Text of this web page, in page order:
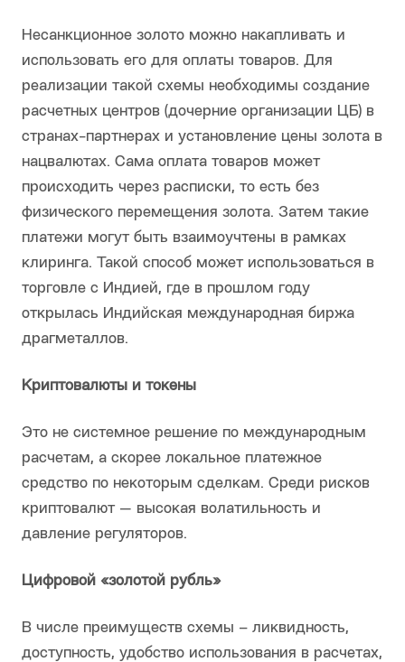
Несанкционное золото можно накапливать и
использовать его для оплаты товаров. Для
реализации такой схемы необходимы создание
расчетных центров (дочерние организации ЦБ) в
странах-партнерах и установление цены золота в
нацвалютах. Сама оплата товаров может
происходить через расписки, то есть без
физического перемещения золота. Затем такие
платежи могут быть взаимоучтены в рамках
клиринга. Такой способ может использоваться в
торговле с Индией, где в прошлом году
открылась Индийская международная биржа
драгметаллов.
Криптовалюты и токены
Это не системное решение по международным
расчетам, а скорее локальное платежное
средство по некоторым сделкам. Среди рисков
криптовалют — высокая волатильность и
давление регуляторов.
Цифровой «золотой рубль»
В числе преимуществ схемы – ликвидность,
доступность, удобство использования в расчетах,